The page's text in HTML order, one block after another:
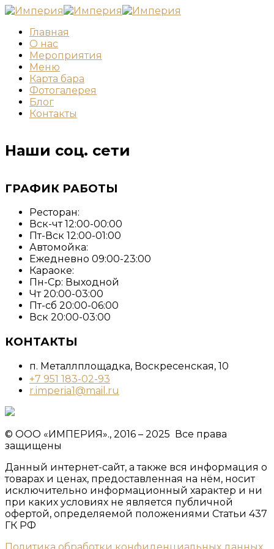
Главная
О нас
Мероприятия
Меню
Карта бара
Фотогалерея
Блог
Контакты
Наши соц. сети
ГРАФИК РАБОТЫ
Ресторан:
Вск-чт 12:00-00:00
Пт-Вск 12:00-01:00
Автомойка:
Ежедневно 09:00-23:00
Караоке:
Пн-Ср: Выходной
Чт 20:00-03:00
Пт-сб 20:00-06:00
Вск 20:00-03:00
КОНТАКТЫ
п. Металлплощадка, ​Воскресенская, 10​
+7 951 183-02-93
r.imperia1@mail.ru
© ООО «ИМПЕРИЯ»., 2016 – 2025 Все права
защищены
Данный интернет-сайт, а также вся информация о
товарах и ценах, предоставленная на нём, носит
исключительно информационный характер и ни
при каких условиях не является публичной
офертой, определяемой положениями Статьи 437
ГК РФ